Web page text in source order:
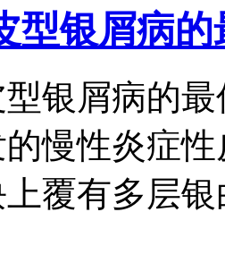
型银屑病的
银屑病的
慢性炎症
覆有多层